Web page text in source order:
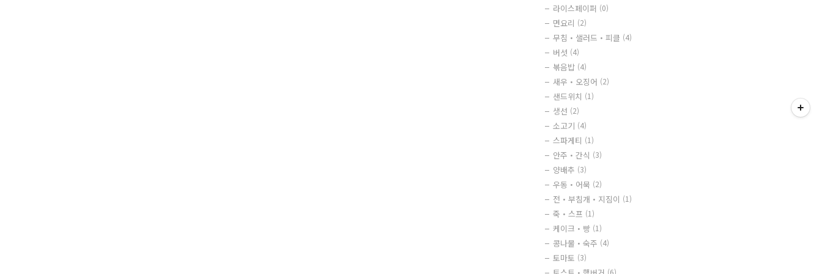
라이스페이퍼 (0)
면요리 (2)
무침・샐러드・피클 (4)
버섯 (4)
볶음밥 (4)
새우・오징어 (2)
샌드위치 (1)
생선 (2)
소고기 (4)
스파게티 (1)
안주・간식 (3)
양배추 (3)
우동・어묵 (2)
전・부침개・지짐이 (1)
죽・스프 (1)
케이크・빵 (1)
콩나물・숙주 (4)
토마토 (3)
(6)